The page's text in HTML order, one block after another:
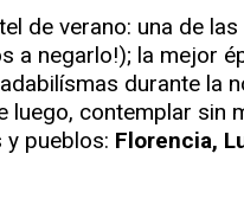
de verano: una de
a negarlo!); la mejor
durante la
luego, contemplar
pueblos: Florencia,